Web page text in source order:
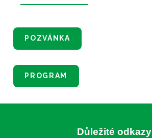
POZVÁNKA
PROGRAM
Důležité odkazy